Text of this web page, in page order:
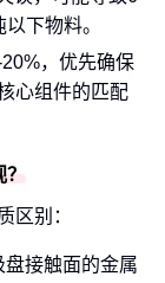
下物料。
，优先确保
心组件的匹配
区别：
接触面的金属